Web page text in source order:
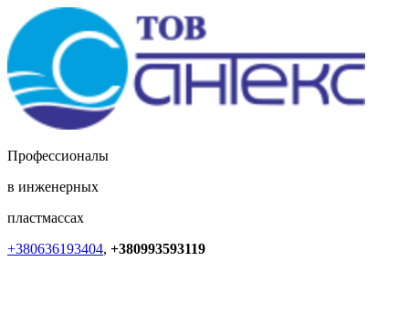
Профессионалы
в инженерных
пластмассах
+380636193404, +380993593119